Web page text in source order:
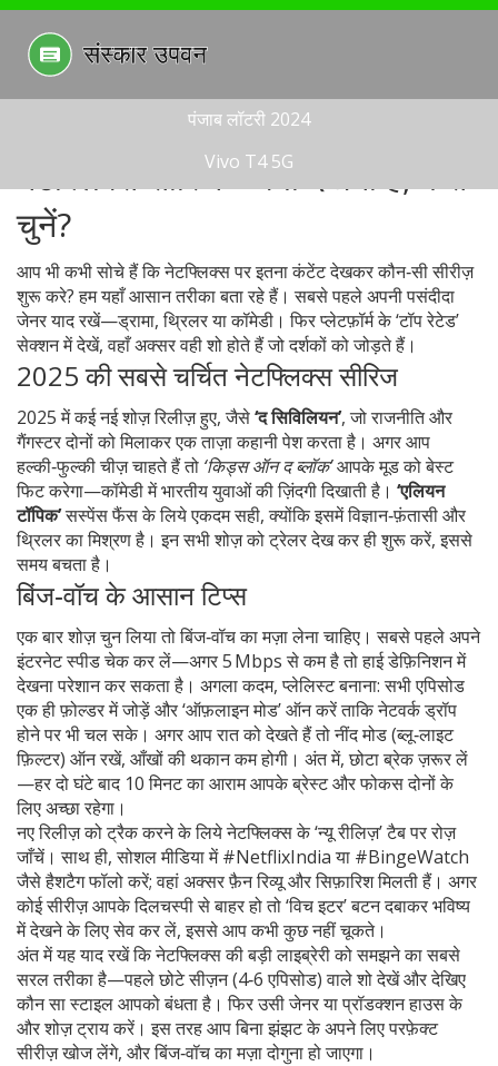
पंजाब लॉटरी 2024
Vivo T4 5G
नेटफ्लिक्स सीरिज – क्या देखना है, कैसे
चुनें?
आप भी कभी सोचे हैं कि नेटफ्लिक्स पर इतना कंटेंट देखकर कौन‑सी सीरीज़
शुरू करे? हम यहाँ आसान तरीका बता रहे हैं। सबसे पहले अपनी पसंदीदा
जेनर याद रखें—ड्रामा, थ्रिलर या कॉमेडी। फिर प्लेटफ़ॉर्म के ‘टॉप रेटेड’
सेक्शन में देखें, वहाँ अक्सर वही शो होते हैं जो दर्शकों को जोड़ते हैं।
2025 की सबसे चर्चित नेटफ्लिक्स सीरिज
2025 में कई नई शोज़ रिलीज़ हुए, जैसे‘द सिविलियन’, जो राजनीति और
गैंगस्टर दोनों को मिलाकर एक ताज़ा कहानी पेश करता है। अगर आप
हल्की‑फुल्की चीज़ चाहते हैं तो ‘किड्स ऑन द ब्लॉक’आपके मूड को बेस्ट
फिट करेगा—कॉमेडी में भारतीय युवाओं की ज़िंदगी दिखाती है। ‘एलियन
टॉपिक’सस्पेंस फैंस के लिये एकदम सही, क्योंकि इसमें विज्ञान‑फ़ंतासी और
थ्रिलर का मिश्रण है। इन सभी शोज़ को ट्रेलर देख कर ही शुरू करें, इससे
समय बचता है।
बिंज‑वॉच के आसान टिप्स
एक बार शोज़ चुन लिया तो बिंज‑वॉच का मज़ा लेना चाहिए। सबसे पहले अपने
इंटरनेट स्पीड चेक कर लें—अगर 5 Mbps से कम है तो हाई डेफ़िनिशन में
देखना परेशान कर सकता है। अगला कदम, प्लेलिस्ट बनाना: सभी एपिसोड
एक ही फ़ोल्डर में जोड़ें और ‘ऑफ़लाइन मोड’ ऑन करें ताकि नेटवर्क ड्रॉप
होने पर भी चल सके। अगर आप रात को देखते हैं तो नींद मोड (ब्लू‑लाइट
फ़िल्टर) ऑन रखें, आँखों की थकान कम होगी। अंत में, छोटा ब्रेक ज़रूर लें
—हर दो घंटे बाद 10 मिनट का आराम आपके ब्रेस्ट और फोकस दोनों के
लिए अच्छा रहेगा।
नए रिलीज़ को ट्रैक करने के लिये नेटफ्लिक्स के ‘न्यू रीलिज़’ टैब पर रोज़
जाँचें। साथ ही, सोशल मीडिया में #NetflixIndia या #BingeWatch
जैसे हैशटैग फॉलो करें; वहां अक्सर फ़ैन रिव्यू और सिफ़ारिश मिलती हैं। अगर
कोई सीरीज़ आपके दिलचस्पी से बाहर हो तो ‘विच इटर’ बटन दबाकर भविष्य
में देखने के लिए सेव कर लें, इससे आप कभी कुछ नहीं चूकते।
अंत में यह याद रखें कि नेटफ्लिक्स की बड़ी लाइब्रेरी को समझने का सबसे
सरल तरीका है—पहले छोटे सीज़न (4‑6 एपिसोड) वाले शो देखें और देखिए
कौन सा स्टाइल आपको बंधता है। फिर उसी जेनर या प्रॉडक्शन हाउस के
और शोज़ ट्राय करें। इस तरह आप बिना झंझट के अपने लिए परफ़ेक्ट
सीरीज़ खोज लेंगे, और बिंज‑वॉच का मज़ा दोगुना हो जाएगा।